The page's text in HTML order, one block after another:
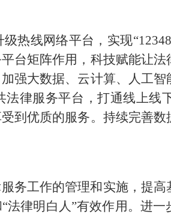
热线网络平台，实现
台矩阵作用，科技赋能让
强大数据、云计算、人工
律服务平台，打通线上线
到优质的服务。持续完善
务工作的管理和实施，提
律明白人”有效作用。进